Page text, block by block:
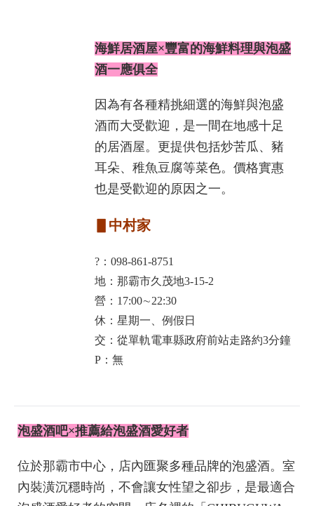
海鮮居酒屋×豐富的海鮮料理與泡盛
酒一應俱全
因為有各種精挑細選的海鮮與泡盛
酒而大受歡迎，是一間在地感十足
的居酒屋。更提供包括炒苦瓜、豬
耳朵、稚魚豆腐等菜色。價格實惠
也是受歡迎的原因之一。
▋中村家
?：098-861-8751
地：那霸市久茂地3-15-2
營：17:00∼22:30
休：星期一、例假日
交：從單軌電車縣政府前站走路約3分鐘
P：無
泡盛酒吧×推薦給泡盛酒愛好者
位於那霸市中心，店內匯聚多種品牌的泡盛酒。室
內裝潢沉穩時尚，不會讓女性望之卻步，是最適合